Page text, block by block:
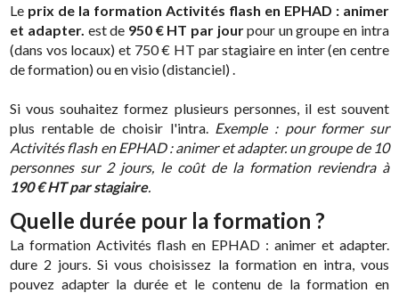
Le prix de la formation Activités flash en EPHAD : animer
et adapter. est de 950 € HT par jourpour un groupe en intra
(dans vos locaux) et 750 € HT par stagiaire en inter (en centre
de formation) ou en visio (distanciel) .
Si vous souhaitez formez plusieurs personnes, il est souvent
plus rentable de choisir l'intra. Exemple : pour former sur
Activités flash en EPHAD : animer et adapter. un groupe de 10
personnes sur 2 jours, le coût de la formation reviendra à
190 € HT par stagiaire.
Quelle durée pour la formation ?
La formation Activités flash en EPHAD : animer et adapter.
dure 2 jours. Si vous choisissez la formation en intra, vous
pouvez adapter la durée et le contenu de la formation en